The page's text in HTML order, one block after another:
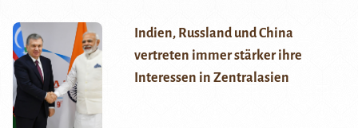
Indien, Russland und China
vertreten immer stärker ihre
Interessen in Zentralasien